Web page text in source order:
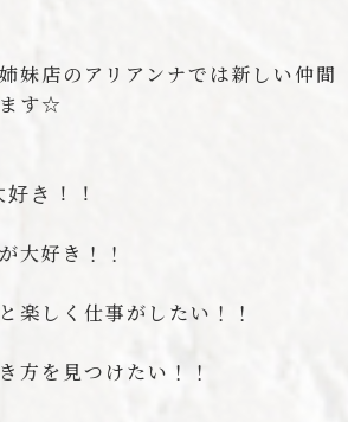
妹店のアリアンナでは新しい仲間
す☆
き！！
大好き！！
楽しく仕事がしたい！！
方を見つけたい！！